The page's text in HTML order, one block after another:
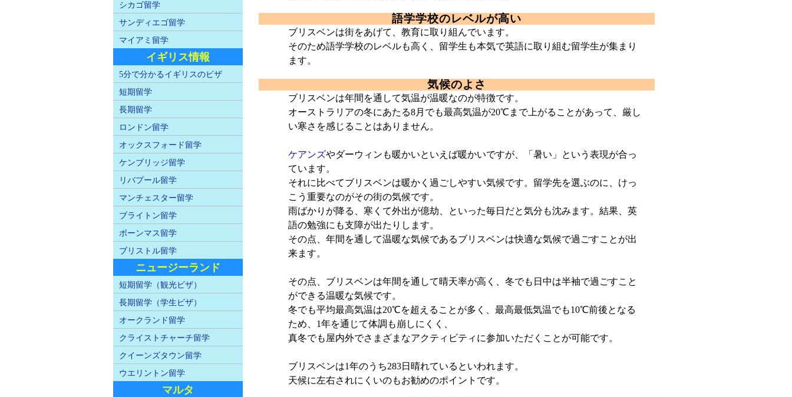
語学学校のレベルが高い
ブリスベンは街をあげて、教育に取り組んでいます。
そのため語学学校のレベルも高く、留学生も本気で英語に取り組む留学生が集まり
ます。
気候のよさ
ブリスベンは年間を通して気温が温暖なのが特徴です。
オーストラリアの冬にあたる8月でも最高気温が20℃まで上がることがあって、厳し
い寒さを感じることはありません。
ケアンズやダーウィンも暖かいといえば暖かいですが、「暑い」という表現が合っ
ています。
それに比べてブリスベンは暖かく過ごしやすい気候です。留学先を選ぶのに、けっ
こう重要なのがその街の気候です。
雨ばかりが降る、寒くて外出が億劫、といった毎日だと気分も沈みます。結果、英
語の勉強にも支障が出たりします。
その点、年間を通して温暖な気候であるブリスベンは快適な気候で過ごすことが出
来ます。
その点、ブリスベンは年間を通して晴天率が高く、冬でも日中は半袖で過ごすこと
ができる温暖な気候です。
冬でも平均最高気温は20℃を超えることが多く、最高最低気温でも10℃前後となる
ため、1年を通じて体調も崩しにくく、
真冬でも屋内外でさまざまなアクティビティに参加いただくことが可能です。
ブリスベンは1年のうち283日晴れているといわれます。
天候に左右されにくいのもお勧めのポイントです。
シカゴ留学
サンディエゴ留学
マイアミ留学
イギリス情報
5分で分かるイギリスのビザ
短期留学
長期留学
ロンドン留学
オックスフォード留学
ケンブリッジ留学
リバプール留学
マンチェスター留学
ブライトン留学
ボーンマス留学
ブリストル留学
ニュージーランド
短期留学（観光ビザ）
長期留学（学生ビザ）
オークランド留学
クライストチャーチ留学
クイーンズタウン留学
ウエリントン留学
マルタ